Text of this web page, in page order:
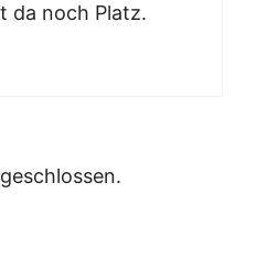
da noch Platz.